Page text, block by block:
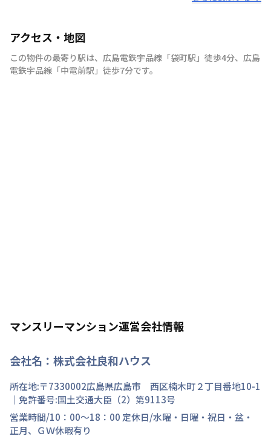
アクセス・地図
この物件の最寄り駅は、 広島電鉄宇品線 「袋町駅 」 徒歩4分、 広島
電鉄宇品線 「中電前駅 」 徒歩7分です。
マンスリーマンション運営会社情報
会社名： 株式会社良和ハウス
所在地:〒7330002広島県広島市 西区楠木町２丁目番地10-1
｜免許番号:国土交通大臣（2）第9113号
営業時間/10：00～18：00 定休日/水曜・日曜・祝日・盆・
正月、ＧＷ休暇有り